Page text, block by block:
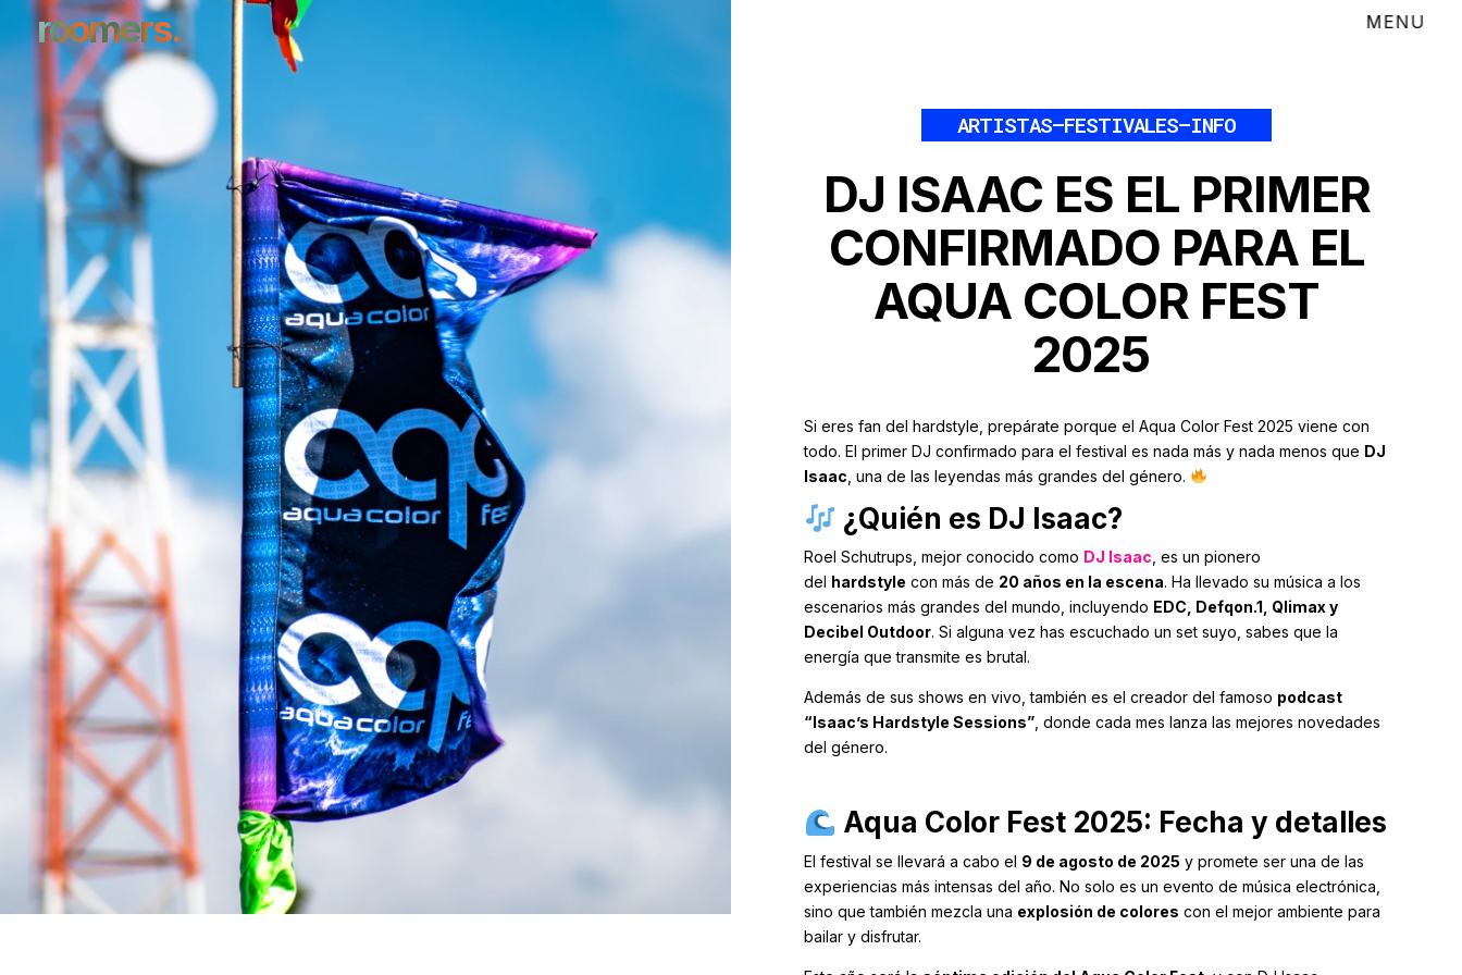
roomers.
ARTISTAS–FESTIVALES–INFO
DJ ISAAC ES EL PRIMER
CONFIRMADO PARA EL
AQUA COLOR FEST
2025
Si eres fan del hardstyle, prepárate porque el Aqua Color Fest 2025 viene con
todo. El primer DJ confirmado para el festival es nada más y nada menos que DJ
Isaac , una de las leyendas más grandes del género.
¿Quién es DJ Isaac?
Roel Schutrups, mejor conocido como DJ Isaac, es un pionero
del hardstyle con más de 20 años en la escena. Ha llevado su música a los
escenarios más grandes del mundo, incluyendo EDC, Defqon.1, Qlimax y
Decibel Outdoor. Si alguna vez has escuchado un set suyo, sabes que la
energía que transmite es brutal.
Además de sus shows en vivo, también es el creador del famoso podcast
“Isaac’s Hardstyle Sessions”, donde cada mes lanza las mejores novedades
del género.
Aqua Color Fest 2025: Fecha y detalles
El festival se llevará a cabo el 9 de agosto de 2025 y promete ser una de las
experiencias más intensas del año. No solo es un evento de música electrónica,
sino que también mezcla una explosión de colores con el mejor ambiente para
bailar y disfrutar.